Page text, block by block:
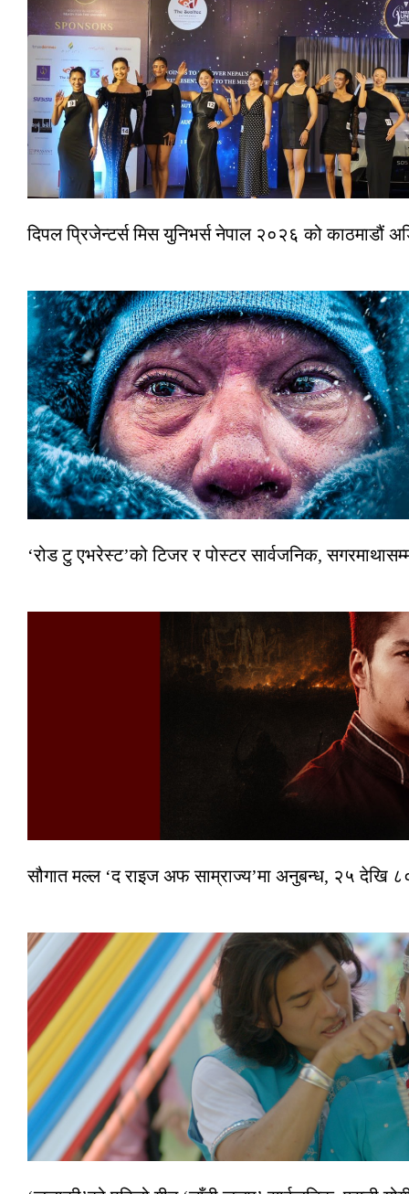
दिपल प्रिजेन्टर्स मिस युनिभर्स नेपाल २०२६ को काठमाडौं
‘रोड टु एभरेस्ट’को टिजर र पोस्टर सार्वजनिक,
सौगात मल्ल ‘द राइज अफ साम्राज्य’मा अनुबन्ध, २५ देखि